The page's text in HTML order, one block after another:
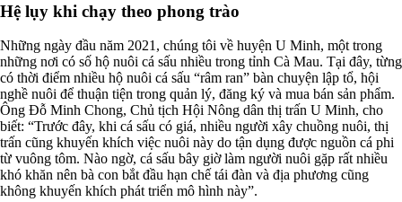
Hệ lụy khi chạy theo phong trào
Những ngày đầu năm 2021, chúng tôi về huyện U Minh, một trong
những nơi có số hộ nuôi cá sấu nhiều trong tỉnh Cà Mau. Tại đây, từng
có thời điểm nhiều hộ nuôi cá sấu “râm ran” bàn chuyện lập tổ, hội
nghề nuôi để thuận tiện trong quản lý, đăng ký và mua bán sản phẩm.
Ông Ðỗ Minh Chong, Chủ tịch Hội Nông dân thị trấn U Minh, cho
biết: “Trước đây, khi cá sấu có giá, nhiều người xây chuồng nuôi, thị
trấn cũng khuyến khích việc nuôi này do tận dụng được nguồn cá phi
từ vuông tôm. Nào ngờ, cá sấu bây giờ làm người nuôi gặp rất nhiều
khó khăn nên bà con bắt đầu hạn chế tái đàn và địa phương cũng
không khuyến khích phát triển mô hình này”.